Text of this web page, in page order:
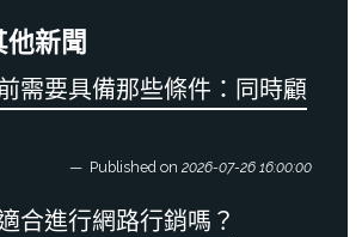
他新聞
需要具備那些條件：同時顧
Published on 2026-07-26 16:00:00
合進行網路行銷嗎？